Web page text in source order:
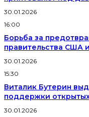
30.01.2026
16:00
Борьба за
правительства США
30.01.2026
15:30
Виталик Бутерин
поддержки
30.01.2026